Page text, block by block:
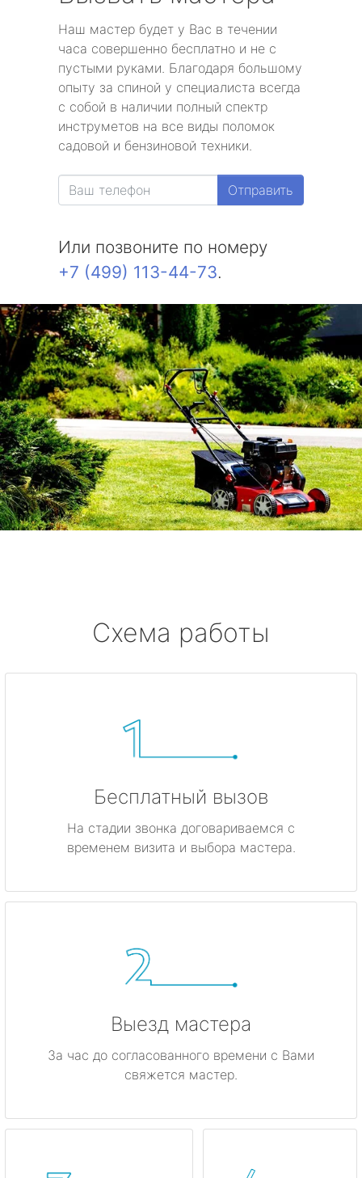
Наш мастер будет у Вас в течении
часа совершенно бесплатно и не с
пустыми руками. Благодаря большому
опыту за спиной у специалиста всегда
с собой в наличии полный спектр
инструметов на все виды поломок
садовой и бензиновой техники.
Отправить
Или позвоните по номеру
+7 (499) 113-44-73.
Схема работы
Бесплатный вызов
На стадии звонка договариваемся с
временем визита и выбора мастера.
Выезд мастера
За час до согласованного времени с Вами
свяжется мастер.